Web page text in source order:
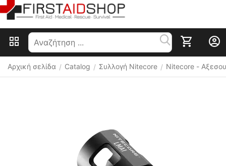
Αρχική σελίδα / Catalog / Συλλογή Nitecore / Nitecore -